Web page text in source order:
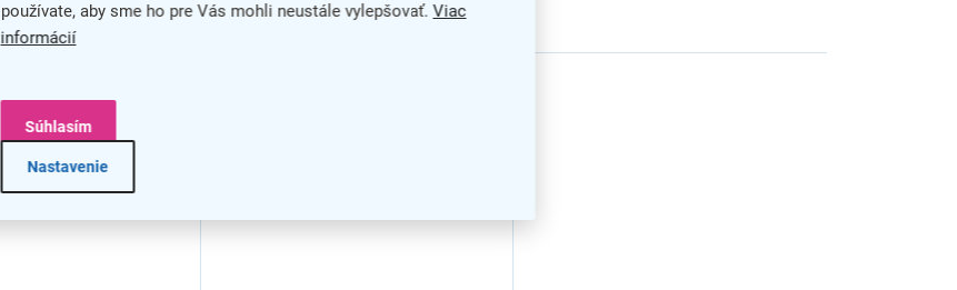
používate, aby sme ho pre Vás mohli neustále vylepšovať.Viac
informácií
Nastavenie
Súhlasím